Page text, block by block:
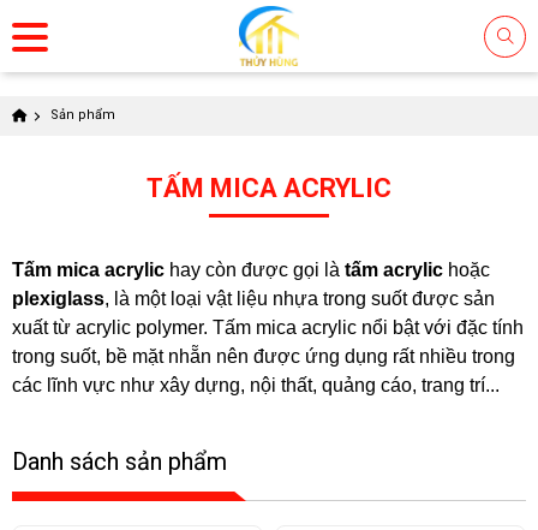
Sản phẩm
TẤM MICA ACRYLIC
Tấm mica acrylic hay còn được gọi là tấm acrylic hoặc
plexiglass, là một loại vật liệu nhựa trong suốt được sản
xuất từ acrylic polymer. Tấm mica acrylic nổi bật với đặc tính
trong suốt, bề mặt nhẵn nên được ứng dụng rất nhiều trong
các lĩnh vực như xây dựng, nội thất, quảng cáo, trang trí...
Danh sách sản phẩm